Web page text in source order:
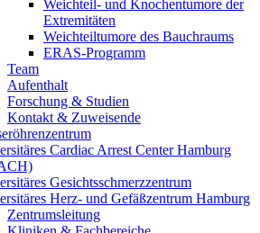
Weichteil- und Knochentumore der
Extremitäten
Weichteiltumore des Bauchraums
ERAS-Programm
Team
Aufenthalt
Forschung & Studien
Kontakt & Zuweisende
Cardiac Arrest Center Hamburg
Gesichtsschmerzzentrum
Herz- und Gefäßzentrum Hamburg
Zentrumsleitung